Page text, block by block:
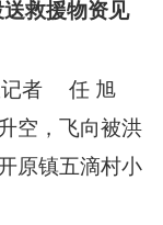
救援物资见
者 任 旭
，飞向被洪
原镇五滴村小